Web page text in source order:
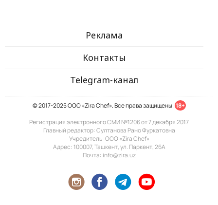
Реклама
Контакты
Telegram-канал
© 2017-2025 ООО «Zira Chef». Все права защищены. 18+
Регистрация электронного СМИ №1206 от 7 декабря 2017
Главный редактор: Султанова Рано Фуркатовна
Учредитель: ООО «Zira Chef»
Адрес: 100007, Ташкент, ул. Паркент, 26А
Почта: info@zira.uz